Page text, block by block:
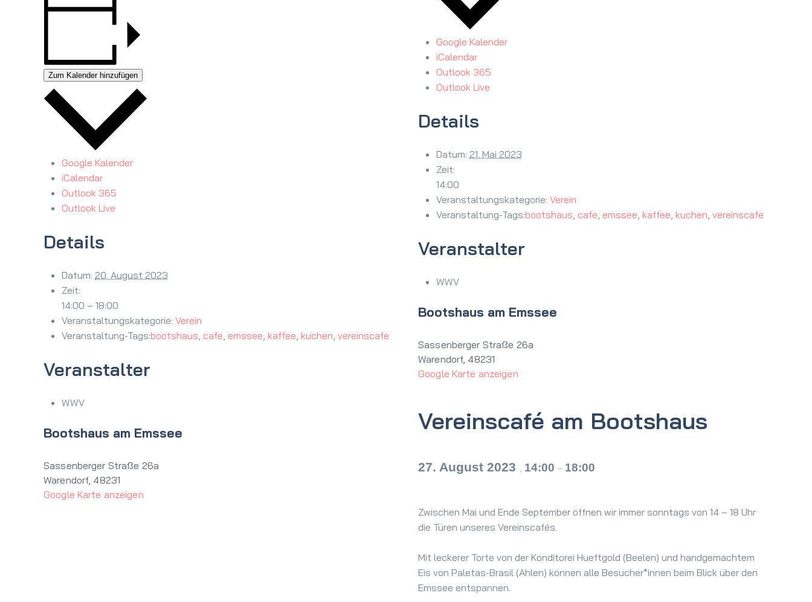
Zum Kalender hinzufügen
Google Kalender
iCalendar
Outlook 365
Outlook Live
Details
Datum: 20. August 2023
Zeit:
14:00 – 18:00
Veranstaltungskategorie: Verein
Veranstaltung-Tags:bootshaus cafe emssee kaffee kuchen vereinscafe
Veranstalter
WWV
Bootshaus am Emssee
Sassenberger Straße 26a
Warendorf, 48231
Google Karte anzeigen
Google Kalender
iCalendar
Outlook 365
Outlook Live
Details
Datum: 21. Mai 2023
Zeit:
14:00
Veranstaltungskategorie: Verein
Veranstaltung-Tags:bootshaus cafe emssee kaffee kuchen vereinscafe
Veranstalter
WWV
Bootshaus am Emssee
Sassenberger Straße 26a
Warendorf, 48231
Google Karte anzeigen
Vereinscafé am Bootshaus
27. August 2023 , 14:00 – 18:00
Zwischen Mai und Ende September öffnen wir immer sonntags von 14 – 18 Uhr
die Türen unseres Vereinscafés.
Mit leckerer Torte von der Konditorei Hueftgold (Beelen) und handgemachtem
Eis von Paletas-Brasil (Ahlen) können alle Besucher*innen beim Blick über den
Emssee entspannen.